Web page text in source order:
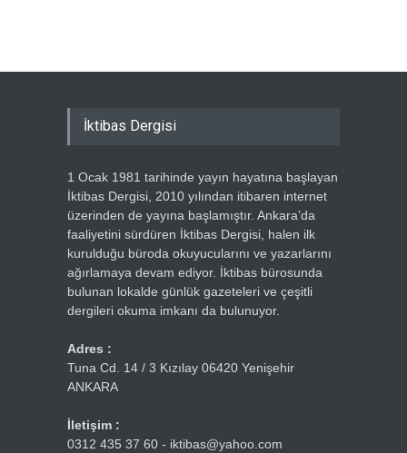
İktibas Dergisi
1 Ocak 1981 tarihinde yayın hayatına başlayan
İktibas Dergisi, 2010 yılından itibaren internet
üzerinden de yayına başlamıştır. Ankara’da
faaliyetini sürdüren İktibas Dergisi, halen ilk
kurulduğu büroda okuyucularını ve yazarlarını
ağırlamaya devam ediyor. İktibas bürosunda
bulunan lokalde günlük gazeteleri ve çeşitli
dergileri okuma imkanı da bulunuyor.
Adres :
Tuna Cd. 14 / 3 Kızılay 06420 Yenişehir
ANKARA
İletişim :
0312 435 37 60 - iktibas@yahoo.com